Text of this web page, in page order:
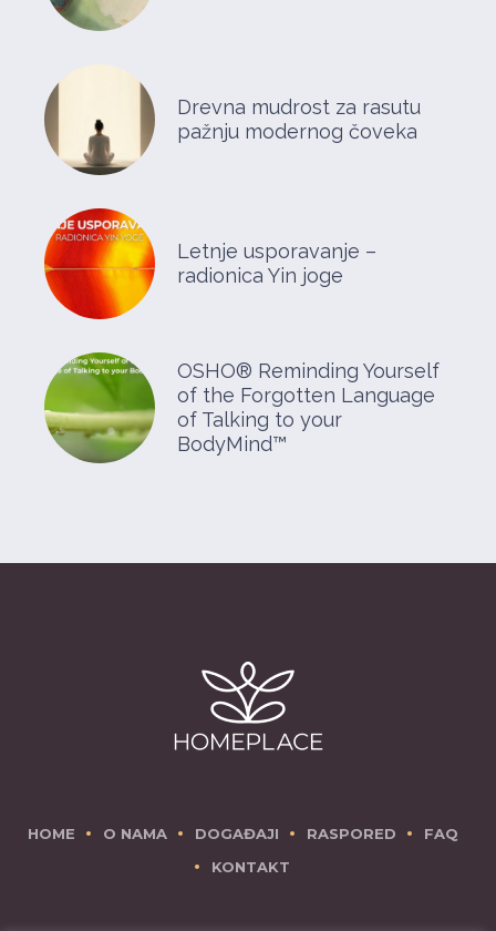
Drevna mudrost za rasutu
pažnju modernog čoveka
Letnje usporavanje –
radionica Yin joge
OSHO® Reminding Yourself
of the Forgotten Language
of Talking to your
BodyMind™
HOME O NAMA DOGAĐAJI RASPORED
FAQ
KONTAKT